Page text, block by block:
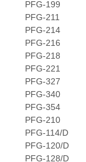
PFG-199
PFG-211
PFG-214
PFG-216
PFG-218
PFG-221
PFG-327
PFG-340
PFG-354
PFG-210
PFG-114/D
PFG-120/D
PFG-128/D